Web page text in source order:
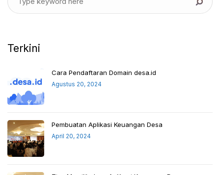
Terkini
Cara Pendaftaran Domain desa.id
Agustus 20, 2024
Pembuatan Aplikasi Keuangan Desa
April 20, 2024